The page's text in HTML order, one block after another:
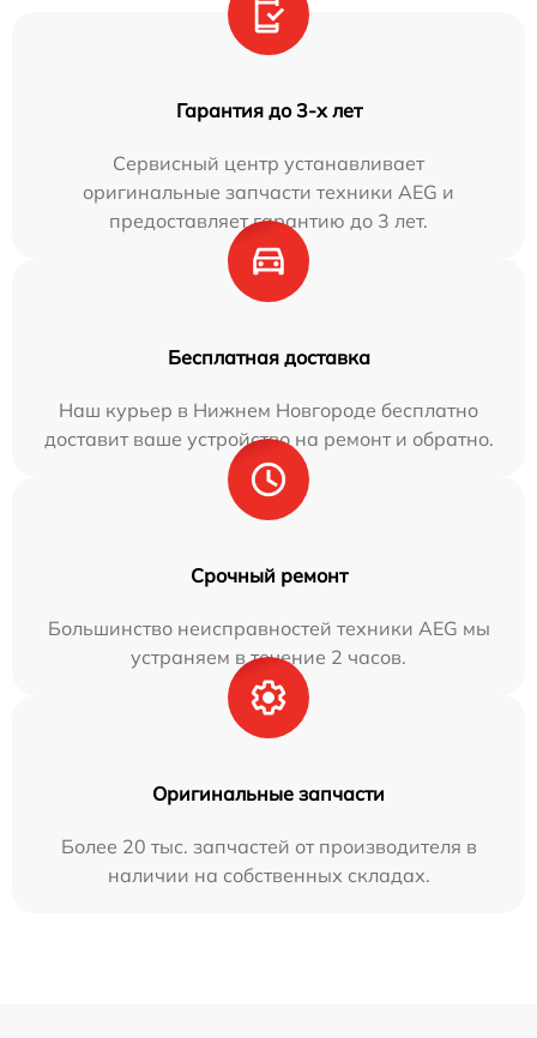
Гарантия до 3-х лет
Сервисный центр устанавливает
оригинальные запчасти техники AEG и
предоставляет гарантию до 3 лет.
Бесплатная доставка
Наш курьер в Нижнем Новгороде бесплатно
доставит ваше устройство на ремонт и обратно.
Срочный ремонт
Большинство неисправностей техники AEG мы
устраняем в течение 2 часов.
Оригинальные запчасти
Более 20 тыс. запчастей от производителя в
наличии на собственных складах.